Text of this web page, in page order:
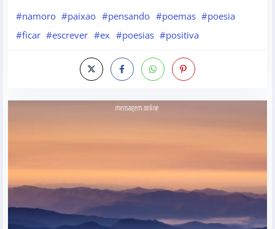
#namoro #paixao #pensando #poemas #poesia
#ficar #escrever #ex #poesias #positiva